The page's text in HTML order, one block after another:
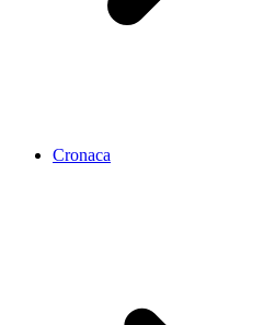
Cronaca